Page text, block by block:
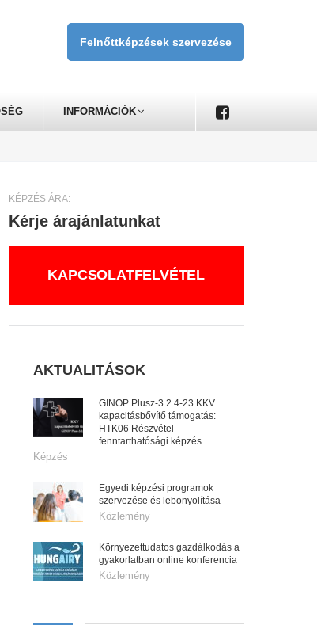
Felnőttképzések szervezése
INFORMÁCIÓK
KÉPZÉS ÁRA:
Kérje árajánlatunkat
KAPCSOLATFELVÉTEL
AKTUALITÁSOK
GINOP Plusz-3.2.4-23 KKV
kapacitásbővítő támogatás:
HTK06 Részvétel
fenntarthatósági képzés
Képzés
Egyedi képzési programok
szervezése és lebonyolítása
Közlemény
Környezettudatos gazdálkodás a
gyakorlatban online konferencia
Közlemény